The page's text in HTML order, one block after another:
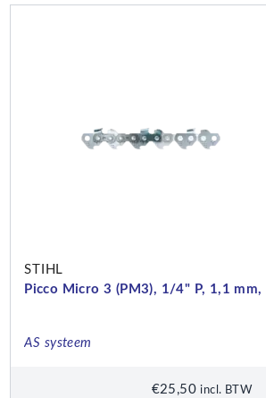
STIHL
AS systeem
€25,50 incl. BTW